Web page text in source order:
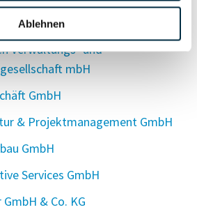
Ablehnen
Verwaltungs- und
mbH
GmbH
& Projektmanagement GmbH
GmbH
Services GmbH
& Co. KG